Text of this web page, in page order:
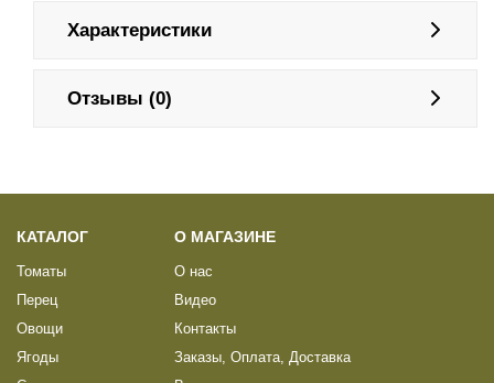
Характеристики
Отзывы (0)
КАТАЛОГ
Томаты
Перец
Овощи
Ягоды
О МАГАЗИНЕ
О нас
Видео
Контакты
Заказы, Оплата, Доставка